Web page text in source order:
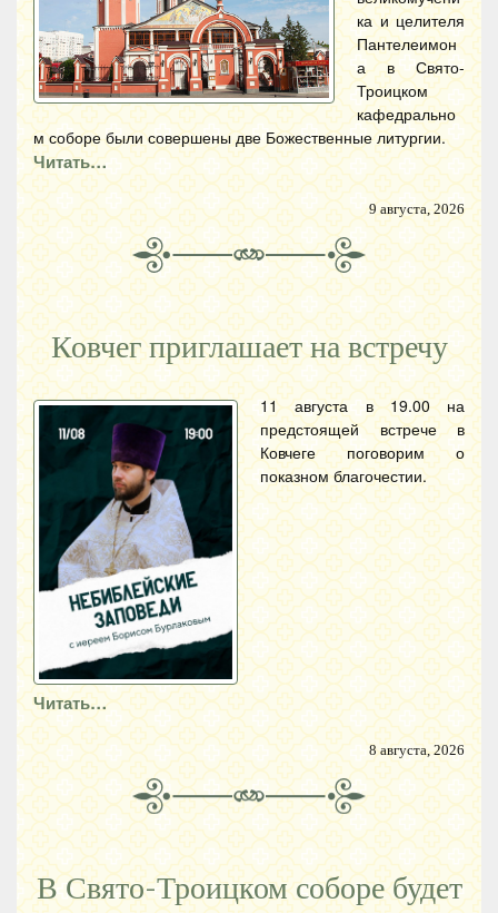
ка и целителя
Пантелеимон
а в Свято-
Троицком
кафедрально
м соборе были совершены две Божественные литургии.
Читать…
9 августа, 2026
Ковчег приглашает на встречу
11 августа в 19.00 на
предстоящей встрече в
Ковчеге поговорим о
показном благочестии.
Читать…
8 августа, 2026
В Свято-Троицком соборе будет